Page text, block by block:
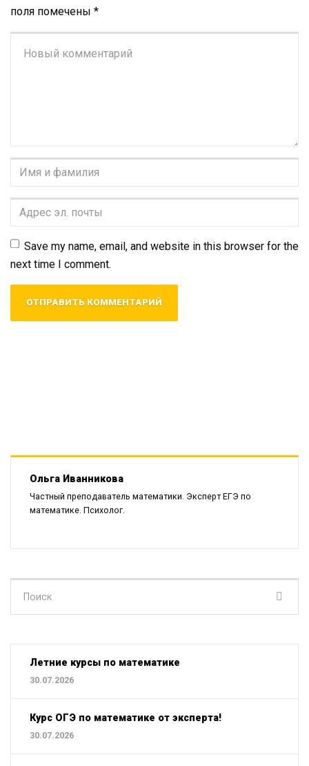
поля помечены *
комментарий*
Имя
фамилия*
Адрес
почты*
Save my name, email, and website in this browser for the
next time I comment.
Ольга Иванникова
Частный преподаватель математики. Эксперт ЕГЭ по
математике. Психолог.
для:
Летние курсы по математике
30.07.2026
Курс ОГЭ по математике от эксперта!
30.07.2026